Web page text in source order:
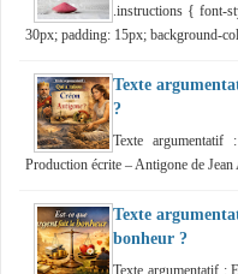
.instructions { font-
30px; padding: 15px; background-
Texte
?
Texte
Production écrite – Antigone de Jean
Texte
bonheur ?
Texte argumentatif :